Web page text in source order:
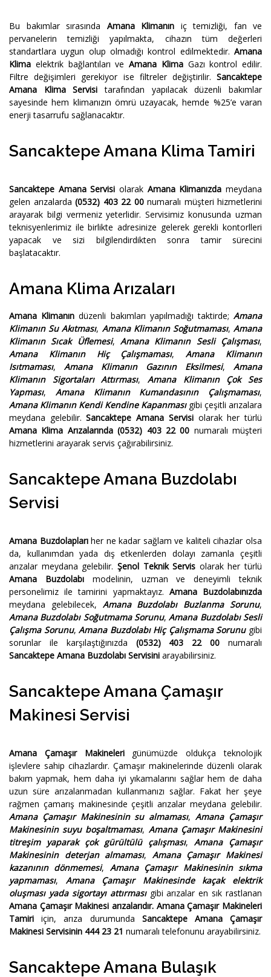
Bu bakımlar sırasında Amana Klimanın iç temizliği, fan ve
pervanelerin temizliği yapılmakta, cihazın tüm değerleri
standartlara uygun olup olmadığı kontrol edilmektedir. Amana
Klima elektrik bağlantıları ve Amana KlimaGazı kontrol edilir.
Filtre değişimleri gerekiyor ise filtreler değiştirilir. Sancaktepe
Amana Klima Servisitarafından yapılacak düzenli bakımlar
sayesinde hem klimanızın ömrü uzayacak, hemde %25’e varan
enerji tasarrufu sağlanacaktır.
Sancaktepe Amana Klima Tamiri
Sancaktepe Amana Servisi olarak Amana Klimanızda meydana
gelen arızalarda (0532) 403 22 00numaralı müşteri hizmetlerini
arayarak bilgi vermeniz yeterlidir. Servisimiz konusunda uzman
teknisyenlerimiz ile birlikte adresinize gelerek gerekli kontorlleri
yapacak ve sizi bilgilendirdikten sonra tamir sürecini
başlatacaktır.
Amana Klima Arızaları
Amana Klimanın düzenli bakımları yapılmadığı taktirde;Amana
Klimanın Su Akıtması, Amana Klimanın Soğutmaması,Amana
Klimanın Sıcak Üflemesi,Amana Klimanın Sesli Çalışması,
Amana Klimanın Hiç Çalışmaması,Amana Klimanın
Isıtmaması, Amana Klimanın Gazının Eksilmesi, Amana
Klimanın Sigortaları Attırması,Amana Klimanın Çok Ses
Yapması, Amana Klimanın Kumandasının Çalışmaması,
Amana Klimanın Kendi Kendine Kapanmasıgibi çeşitli arızalara
meydana gelebilir.Sancaktepe Amana Servisiolarak her türlü
Amana Klima Arızalarında (0532) 403 22 00 numaralı müşteri
hizmetlerini arayarak servis çağırabilirsiniz.
Sancaktepe Amana Buzdolabı
Servisi
Amana Buzdolaplarıher ne kadar sağlam ve kaliteli cihazlar olsa
da, kullanımdan yada dış etkenlerden dolayı zamanla çeşitli
arızalar meydana gelebilir. Şenol Teknik Servis olarak her türlü
Amana Buzdolabımodelinin, uzman ve deneyimli teknik
personelimiz ile tamirini yapmaktayız. Amana Buzdolabınızda
meydana gelebilecek, Amana Buzdolabı Buzlanma Sorunu,
Amana Buzdolabı Soğutmama Sorunu,Amana Buzdolabı Sesli
Çalışma Sorunu,Amana Buzdolabı Hiç Çalışmama Sorunugibi
sorunlar ile karşılaştığınızda (0532) 403 22 00 numaralı
Sancaktepe Amana Buzdolabı Servisini arayabilirsiniz.
Sancaktepe Amana Çamaşır
Makinesi Servisi
Amana Çamaşır Makinelerigünümüzde oldukça teknolojik
işlevlere sahip cihazlardır. Çamaşır makinelerinde düzenli olarak
bakım yapmak, hem daha iyi yıkamalarını sağlar hem de daha
uzun süre arızalanmadan kullanmanızı sağlar. Fakat her şeye
rağmen çamarış makinesinde çeşitli arızalar meydana gelebilir.
Amana Çamaşır Makinesinin su almaması,Amana Çamaşır
Makinesinin suyu boşaltmaması, Amana Çamaşır Makinesini
titreşim yaparak çok gürültülü çalışması, Amana Çamaşır
Makinesinin deterjan almaması, Amana Çamaşır Makinesi
kazanının dönmemesi, Amana Çamaşır Makinesinin sıkma
yapmaması, Amana Çamaşır Makinesinde kaçak elektrik
oluşması yada sigortayı attırmasıgibi arızalar en sık rastlanan
Amana Çamaşır Makinesi arızalarıdır. Amana Çamaşır Makineleri
Tamiri için, arıza durumunda Sancaktepe Amana Çamaşır
Makinesi Servisinin 444 23 21 numaralı telefonunu arayabilirsiniz.
Sancaktepe Amana Bulaşık